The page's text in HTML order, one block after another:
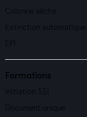
Colonne sèche
Extinction automatique
EPI
Formations
Initiation SSI
Document unique